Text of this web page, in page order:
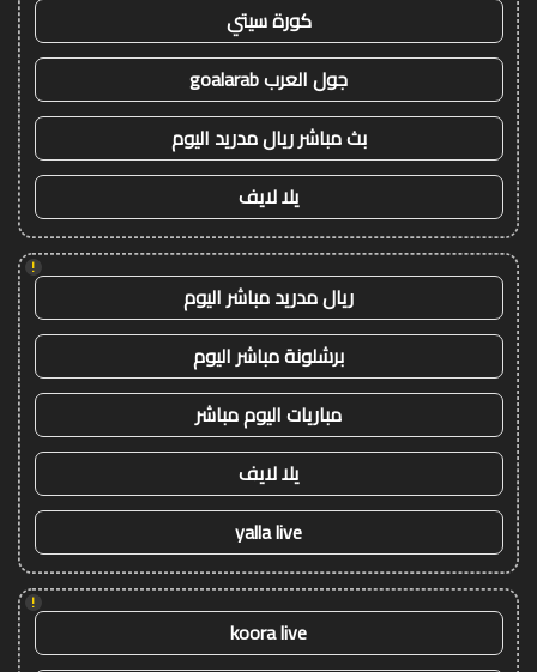
كورة سيتي
جول العرب goalarab
بث مباشر ريال مدريد اليوم
يلا لايف
!
ريال مدريد مباشر اليوم
برشلونة مباشر اليوم
مباريات اليوم مباشر
يلا لايف
yalla live
!
koora live